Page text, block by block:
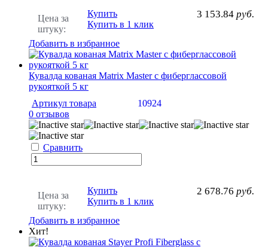
Цена за
штуку:
3 153.84 руб.
Купить
Купить в 1 клик
Добавить в избранное
Кувалда кованая Matrix Master с фиберглассовой
рукояткой 5 кг
Артикул товара
10924
0 отзывов
Сравнить
Цена за
штуку:
2 678.76 руб.
Купить
Купить в 1 клик
Добавить в избранное
Хит!